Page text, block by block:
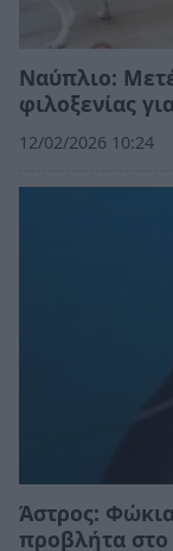
Ναύπλιο:
φιλοξενίας
12/02/2026 10:24
Άστρος:
προβλήτα στο